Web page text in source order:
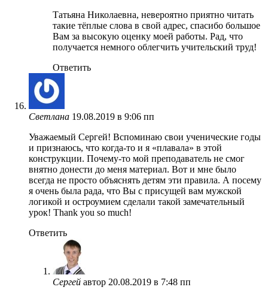
Татьяна Николаевна, невероятно приятно читать
такие тёплые слова в свой адрес, спасибо большое
Вам за высокую оценку моей работы. Рад, что
получается немного облегчить учительский труд!
Ответить
Светлана 19.08.2019 в 9:06 пп
Уважаемый Сергей! Вспоминаю свои ученические годы
и признаюсь, что когда-то и я «плавала» в этой
конструкции. Почему-то мой преподаватель не смог
внятно донести до меня материал. Вот и мне было
всегда не просто объяснять детям эти правила. А посему
я очень была рада, что Вы с присущей вам мужской
логикой и остроумием сделали такой замечательный
урок! Thank you so much!
Ответить
Сергей автор 20.08.2019 в 7:48 пп